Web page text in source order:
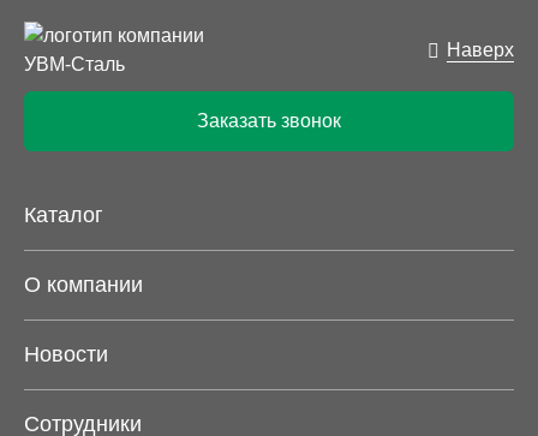
Наверх
Заказать звонок
Каталог
О компании
Новости
Сотрудники